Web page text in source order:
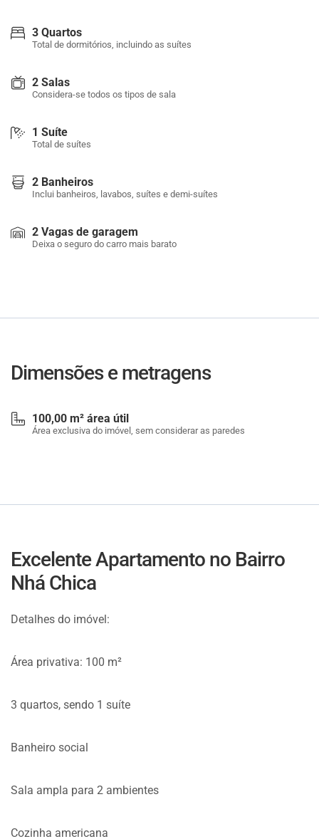
3 Quartos
Total de dormitórios, incluindo as suítes
2 Salas
Considera-se todos os tipos de sala
1 Suíte
Total de suítes
2 Banheiros
Inclui banheiros, lavabos, suítes e demi-suítes
2 Vagas de garagem
Deixa o seguro do carro mais barato
Dimensões e metragens
100,00 m² área útil
Área exclusiva do imóvel, sem considerar as paredes
Excelente Apartamento no Bairro
Nhá Chica
Detalhes do imóvel:
Área privativa: 100 m²
3 quartos, sendo 1 suíte
Banheiro social
Sala ampla para 2 ambientes
Cozinha americana